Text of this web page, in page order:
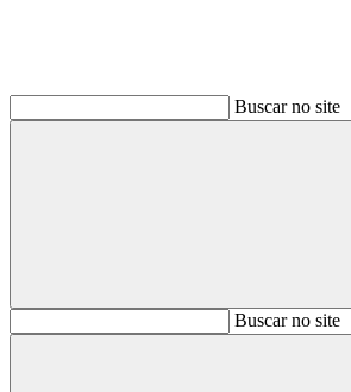
Buscar no site
BuscarBuscar no site